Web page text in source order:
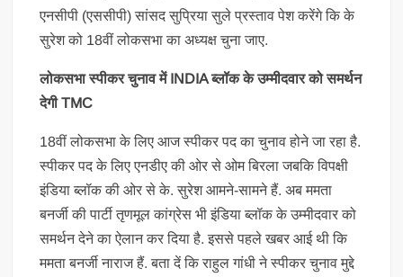
एनसीपी (एससीपी) सांसद सुप्रिया सुले प्रस्ताव पेश करेंगे कि के
सुरेश को 18वीं लोकसभा का अध्यक्ष चुना जाए.
लोकसभा स्पीकर चुनाव में INDIA ब्लॉक के उम्मीदवार को समर्थन
देगी TMC
18वीं लोकसभा के लिए आज स्पीकर पद का चुनाव होने जा रहा है.
स्पीकर पद के लिए एनडीए की ओर से ओम बिरला जबकि विपक्षी
इंडिया ब्लॉक की ओर से के. सुरेश आमने-सामने हैं. अब ममता
बनर्जी की पार्टी तृणमूल कांग्रेस भी इंडिया ब्लॉक के उम्मीदवार को
समर्थन देने का ऐलान कर दिया है. इससे पहले खबर आई थी कि
ममता बनर्जी नाराज हैं. बता दें कि राहुल गांधी ने स्पीकर चुनाव मुद्दे